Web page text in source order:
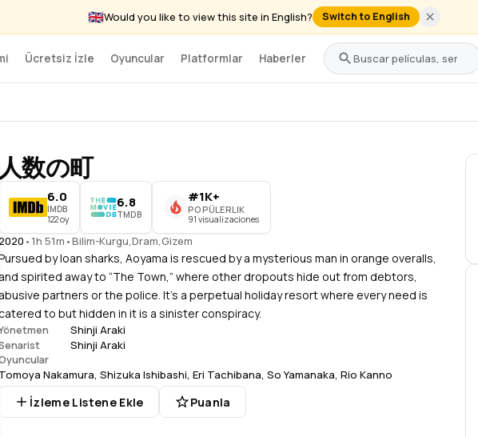
🇬🇧Would you like to view this site in English? Switch to English
Ücretsiz İzle Oyuncular Platformlar Haberler
人数の町
6.0
IMDB
122 oy
6.8
TMDB
#1K+
POPÜLERLIK
91 visualizaciones
2020 •1h 51m •Bilim-Kurgu,Dram,Gizem
by loan sharks, Aoyama is rescued by a mysterious man in orange overalls,
and spirited away to “The Town,” where other dropouts hide out from debtors,
abusive partners or the police. It’s a perpetual holiday resort where every need is
to but hidden in it is a sinister conspiracy.
Shinji Araki
Shinji Araki
Tomoya Nakamura, Shizuka Ishibashi, Eri Tachibana, So Yamanaka, Rio Kanno
İzleme Listene Ekle Puanla